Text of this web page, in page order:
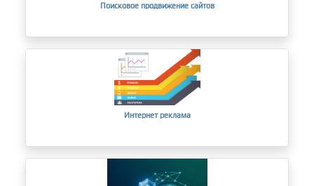
Поисковое продвижение сайтов
Интернет реклама